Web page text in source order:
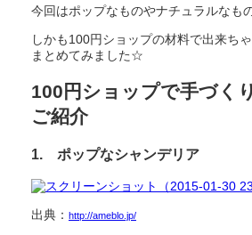
今回はポップなものやナチュラルなも
しかも100円ショップの材料で出来ち
まとめてみました☆
100円ショップで手づく
ご紹介
1. ポップなシャンデリア
出典： http://ameblo.jp/